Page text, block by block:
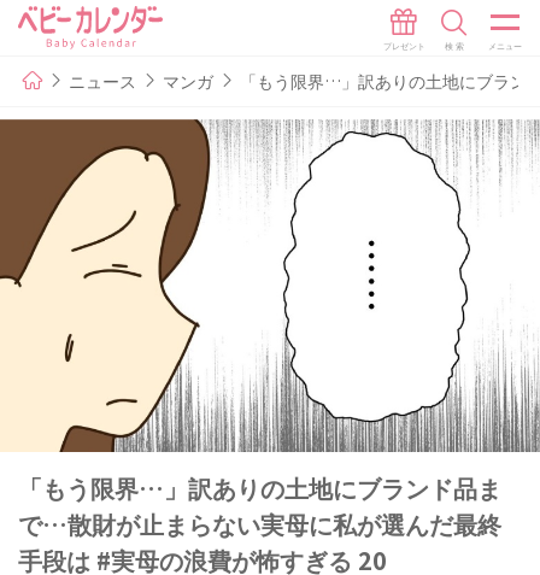
ニュース マンガ 「もう限界…」訳ありの土地にブラ
「もう限界…」訳ありの土地にブランド品ま
で…散財が止まらない実母に私が選んだ最終
手段は #実母の浪費が怖すぎる 20